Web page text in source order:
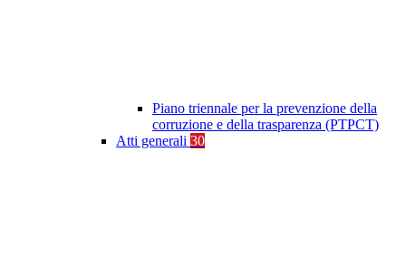
Piano triennale per la prevenzione della
corruzione e della trasparenza (PTPCT)
Atti generali 30